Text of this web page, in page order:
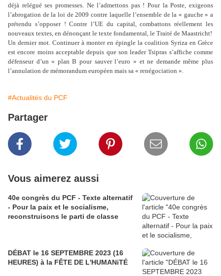
déjà relégué ses promesses. Ne l’admettons pas ! Pour la Poste, exigeons
l’abrogation de la loi de 2009 contre laquelle l’ensemble de la « gauche » a
prétendu s’opposer ! Contre l’UE du capital, combattons réellement les
nouveaux textes, en dénonçant le texte fondamental, le Traité de Maastricht!
Un dernier mot. Continuer à monter en épingle la coalition Syriza en Grèce
est encore moins acceptable depuis que son leader Tsipras s’affiche comme
défenseur d’un « plan B pour sauver l’euro » et ne demande même plus
l’annulation de mémorandum européen mais sa « renégociation ».
#Actualités du PCF
Partager
Vous aimerez aussi
40e congrès du PCF - Texte alternatif
- Pour la paix et le socialisme,
reconstruisons le parti de classe
DÉBAT le 16 SEPTEMBRE 2023 (16
HEURES) à la FÊTE DE L'HUMANiTÉ